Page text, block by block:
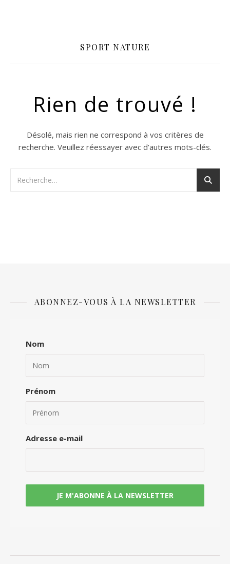
SPORT NATURE
Rien de trouvé !
Désolé, mais rien ne correspond à vos critères de
recherche. Veuillez réessayer avec d’autres mots-clés.
ABONNEZ-VOUS À LA NEWSLETTER
Nom
Prénom
Adresse e-mail